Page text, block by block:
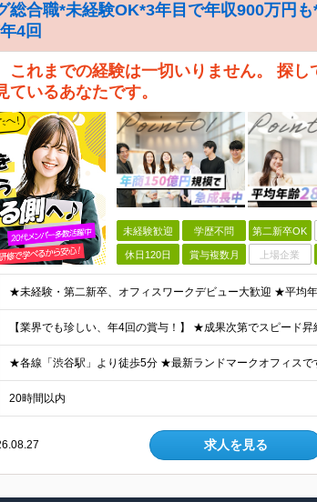
総合職*未経験OK*3年目で年収900万円
4回
これまでの経験は一切いりません。 探し
ているあなたです。
未経験歓迎 学歴不問 第二新卒OK
休日120日 賞与複数月 上場企業
20時間以内
求人を見る